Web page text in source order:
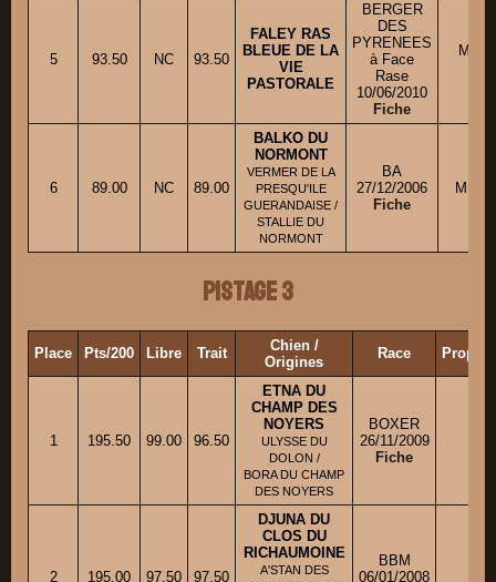
5 93.50 NC 93.50
FALEY RAS
BLEUE DE LA
VIE
PASTORALE
BERGER
DES
PYRENEES
à Face
Rase
10/06/2010
Fiche
Mme
6 89.00 NC 89.00
BALKO DU
NORMONT
VERMER DE LA
PRESQU'ILE
GUERANDAISE /
STALLIE DU
NORMONT
BA
27/12/2006
Fiche
M.
Pistage 3
Place Pts/200 Libre Trait
Chien /
Origines
Race
1 195.50 99.00 96.50
ETNA DU
CHAMP DES
NOYERS
ULYSSE DU
DOLON /
BORA DU CHAMP
DES NOYERS
BOXER
26/11/2009
Fiche
2 195.00 97.50 97.50
DJUNA DU
CLOS DU
RICHAUMOINE
A'STAN DES
BBM
06/01/2008